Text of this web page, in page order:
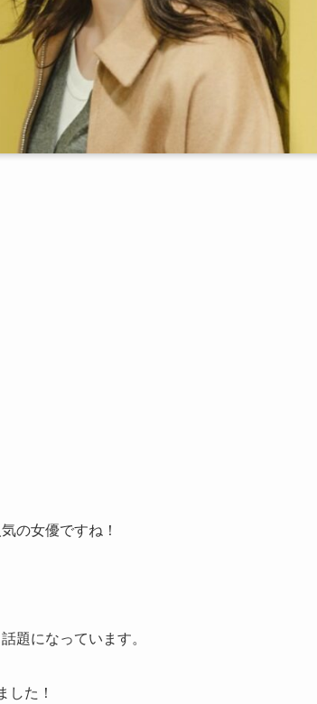
の女優ですね！
題になっています。
した！